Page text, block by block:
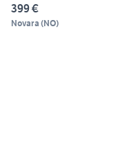
399 €
Novara (NO)